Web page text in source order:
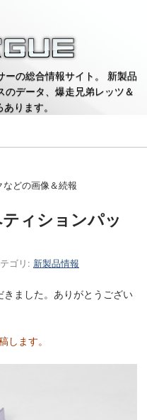
ーの総合情報サイト。 新製品
データ、爆走兄弟レッツ＆
ります。
どの画像＆続報
ィションパッ
ゴリ: 新製品情報
きました。ありがとうござい
します。